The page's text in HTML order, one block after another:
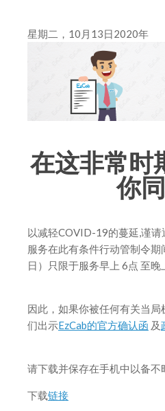
星期二，10月13日2020年
在这非常时
你
以减轻COVID-19的蔓延,谨
服务在此有条件行动管制令
日）只限于服务早上 6点 至晚
因此，如果你被任何有关当
们出示EzCab的官方确认函 及
请下载并保存在手机中以备不
下载链接